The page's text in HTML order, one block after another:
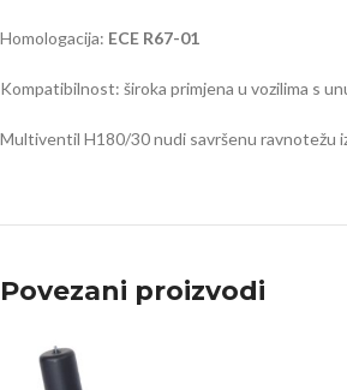
Homologacija: ECE R67-01
Kompatibilnost: široka primjena u vozilima s
Multiventil H180/30 nudi savršenu ravnotežu
Povezani proizvodi